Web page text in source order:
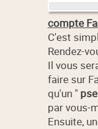
compte
C'est
Rendez-
Il vous
faire sur
qu'un "
par vous-
Ensuite,